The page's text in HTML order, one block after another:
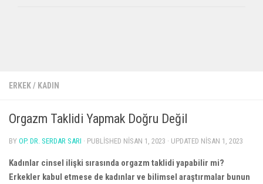
ERKEK/ KADIN
Orgazm Taklidi Yapmak Doğru Değil
BY OP. DR. SERDAR SARI · PUBLISHED NISAN 1, 2023 · UPDATED NISAN 1, 2023
Kadınlar cinsel ilişki sırasında orgazm taklidi yapabilir mi?
Erkekler kabul etmese de kadınlar ve bilimsel araştırmalar bunun